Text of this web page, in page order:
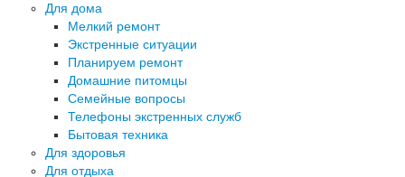
Для дома
Мелкий ремонт
Экстренные ситуации
Планируем ремонт
Домашние питомцы
Семейные вопросы
Телефоны экстренных служб
Бытовая техника
Для здоровья
Для отдыха